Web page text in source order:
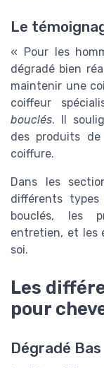
Le
« Pour les
dégradé bien
maintenir une
coiffeur
bouclés. Il
des produits
coiffure.
Dans les
différents
bouclés, les
entretien, et les
soi.
Les
pour
Dégradé Bas